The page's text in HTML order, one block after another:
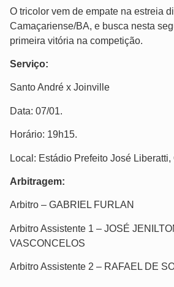
O tricolor vem de empate na estreia
Camaçariense/BA, e busca nesta
primeira vitória na competição.
Serviço:
Santo André x Joinville
Data: 07/01.
Horário: 19h15.
Local: Estádio Prefeito José Liberatti,
Arbitragem:
Arbitro – GABRIEL FURLAN
Arbitro Assistente 1 – JOSÉ
VASCONCELOS
Arbitro Assistente 2 – RAFAEL DE